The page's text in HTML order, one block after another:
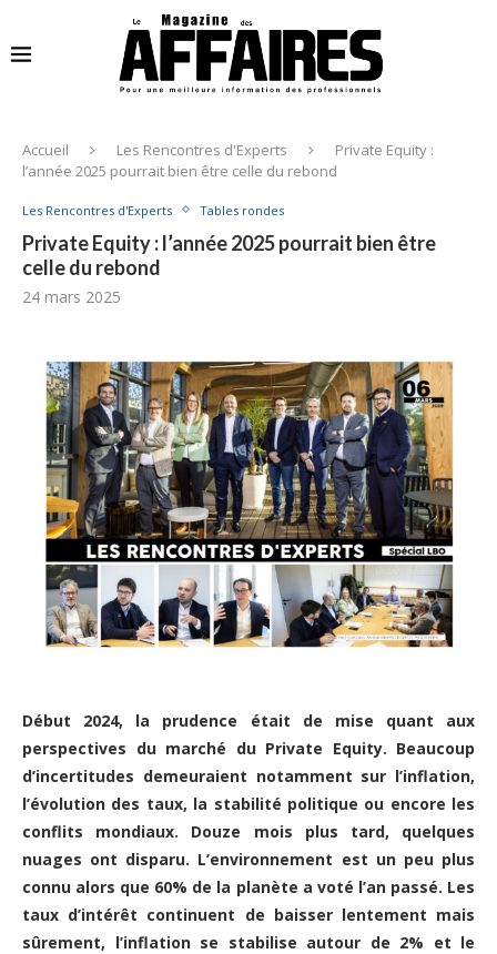
Accueil Les Rencontres d'Experts
Private Equity :
l’année 2025 pourrait bien être celle du rebond
Les Rencontres d'Experts Tables rondes
Private Equity : l’année 2025 pourrait bien être
celle du rebond
24 mars 2025
Début 2024, la prudence était de mise quant aux
perspectives du marché du Private Equity. Beaucoup
d’incertitudes demeuraient notamment sur l’inflation,
l’évolution des taux, la stabilité politique ou encore les
conflits mondiaux. Douze mois plus tard, quelques
nuages ont disparu. L’environnement est un peu plus
connu alors que 60% de la planète a voté l’an passé. Les
taux d’intérêt continuent de baisser lentement mais
sûrement, l’inflation se stabilise autour de 2% et le